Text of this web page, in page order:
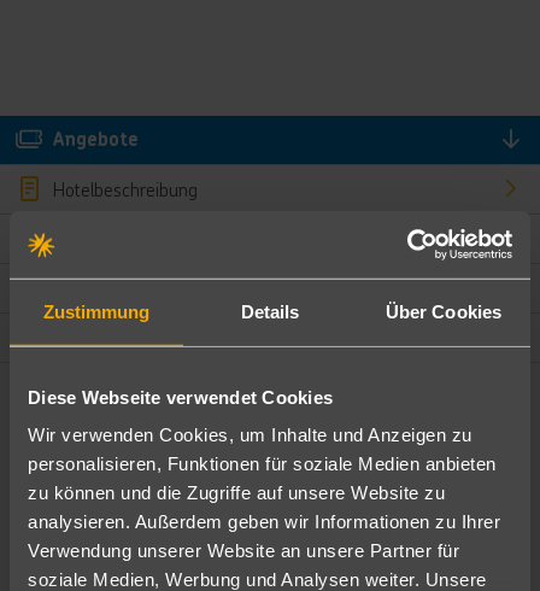
Zustimmung Details Über Cookies
Diese Webseite verwendet Cookies
Wir verwenden Cookies, um Inhalte und Anzeigen zu
personalisieren, Funktionen für soziale Medien anbieten
zu können und die Zugriffe auf unsere Website zu
analysieren. Außerdem geben wir Informationen zu Ihrer
Verwendung unserer Website an unsere Partner für
soziale Medien, Werbung und Analysen weiter. Unsere
Angebote
Hotelbeschreibung
Bewertungen
Ändere die Kriterien nach deinen Wünschen
Pauschal Nur Hotel